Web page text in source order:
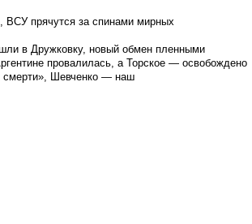
прячутся за спинами мирных
в Дружковку, новый обмен пленными
провалилась, а Торское — освобождено
смерти», Шевченко — наш